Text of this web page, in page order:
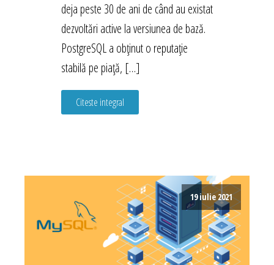
deja peste 30 de ani de când au existat
dezvoltări active la versiunea de bază.
PostgreSQL a obținut o reputație
stabilă pe piață, […]
Citeste integral
19 iulie 2021